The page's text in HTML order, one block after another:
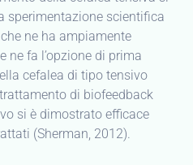
sperimentazione scientifica
ne ha ampiamente
ne fa l’opzione di prima
cefalea di tipo tensivo
di biofeedback
si è dimostrato efficace
(Sherman, 2012).